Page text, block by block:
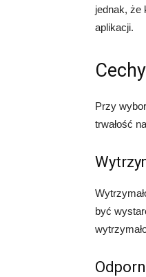
jednak, że
aplikacji.
Przy
trwałość
być